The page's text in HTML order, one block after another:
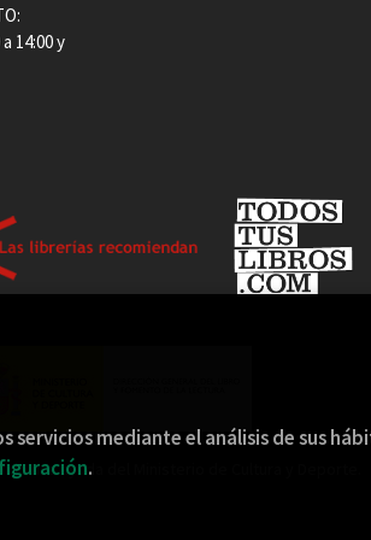
14:00 y
una ayuda del Ministerio de Cultura y Deporte.
mediante el análisis de sus
.